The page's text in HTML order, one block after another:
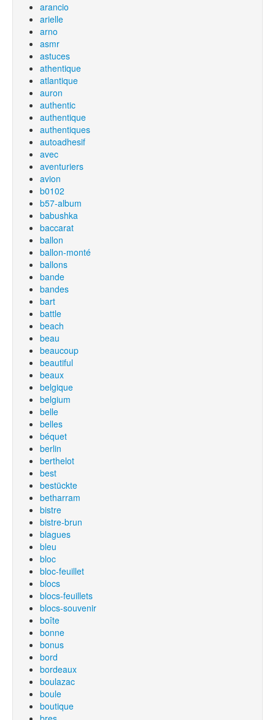
arancio
arielle
arno
asmr
astuces
athentique
atlantique
auron
authentic
authentique
authentiques
autoadhesif
avec
aventuriers
avion
b0102
b57-album
babushka
baccarat
ballon
ballon-monté
ballons
bande
bandes
bart
battle
beach
beau
beaucoup
beautiful
beaux
belgique
belgium
belle
belles
béquet
berlin
berthelot
best
bestückte
betharram
bistre
bistre-brun
blagues
bleu
bloc
bloc-feuillet
blocs
blocs-feuillets
blocs-souvenir
boîte
bonne
bonus
bord
bordeaux
boulazac
boule
boutique